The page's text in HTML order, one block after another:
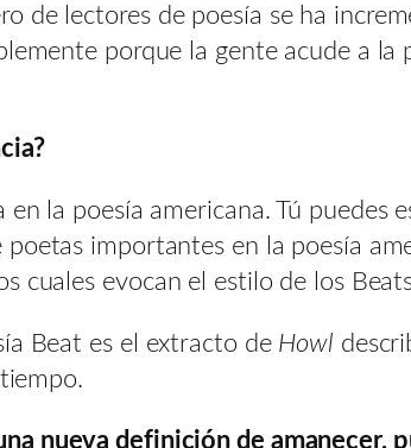
de lectores de poesía se ha
porque la gente acude a la
la poesía americana. Tú puedes
importantes en la poesía
cuales evocan el estilo de los
Beat es el extracto de Howl
nueva definición de amanecer,